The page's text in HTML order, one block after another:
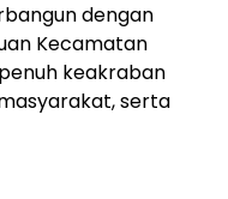
dengan
Kecamatan
keakraban
serta